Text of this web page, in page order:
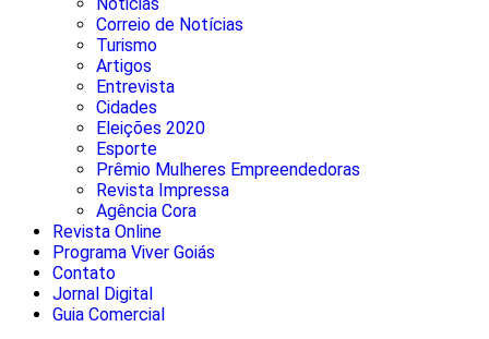
Correio de Notícias
Turismo
Artigos
Entrevista
Cidades
Eleições 2020
Esporte
Prêmio Mulheres Empreendedoras
Revista Impressa
Agência Cora
Revista Online
Programa Viver Goiás
Contato
Jornal Digital
Guia Comercial